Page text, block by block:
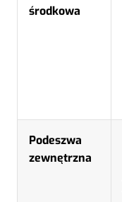
środkowa
Podeszwa
zewnętrzna